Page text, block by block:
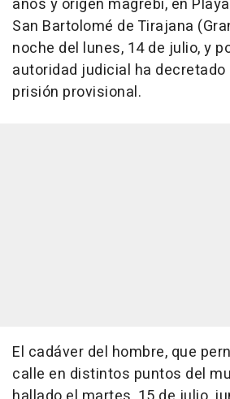
años y origen magrebí, en
San Bartolomé de Tirajana
noche del lunes, 14 de julio, y
autoridad judicial ha decretado
prisión provisional.
El cadáver del hombre, que
calle en distintos puntos del